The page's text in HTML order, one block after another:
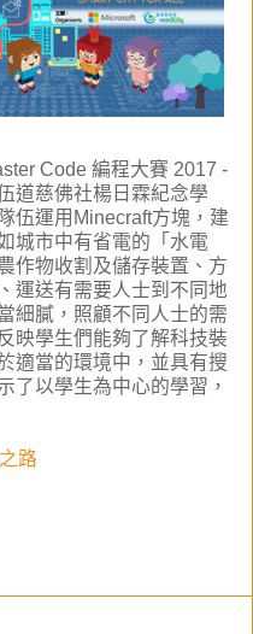
Code 編程大賽 2017 -
道慈佛社楊日霖紀念學
伍運用Minecraft方塊，建
城市中有省電的「水電
作物收割及儲存裝置、方
運送有需要人士到不同地
細膩，照顧不同人士的需
映學生們能夠了解科技裝
適當的環境中，並具有搜
了以學生為中心的學習，
路